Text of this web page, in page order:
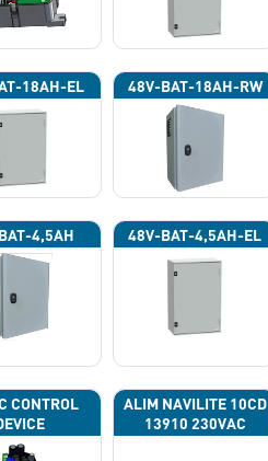
18AH-EL 48V-BAT-18AH-RW
4,5AH 48V-BAT-4,5AH-EL
CONTROL
ALIM NAVILITE 10CD
13910 230VAC